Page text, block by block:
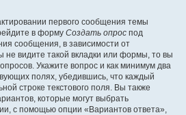
первого сообщения темы
в форму Создать опрос под
сообщения, в зависимости от
не видите такой вкладки или формы, то вы
Укажите вопрос и как минимум два
полях, убедившись, что каждый
строке текстового поля. Вы также
которые могут выбрать
с помощью опции «Вариантов ответа»,